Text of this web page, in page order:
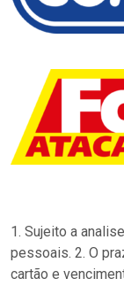
1. Sujeito a
pessoais. 2. O
cartão e